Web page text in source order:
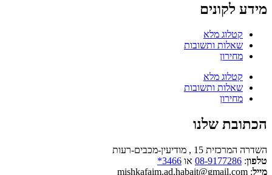
מידע לקונים
קטלוג מלא
שאלות ותשובות
מחירון
קטלוג מלא
שאלות ותשובות
מחירון
הכתובת שלנו
השדרה המרכזית 15 , מודיעין-מכבים-רעות
טלפון:
08-9177286 או 3466*
מייל: mishkafaim.ad.habait@gmail.com